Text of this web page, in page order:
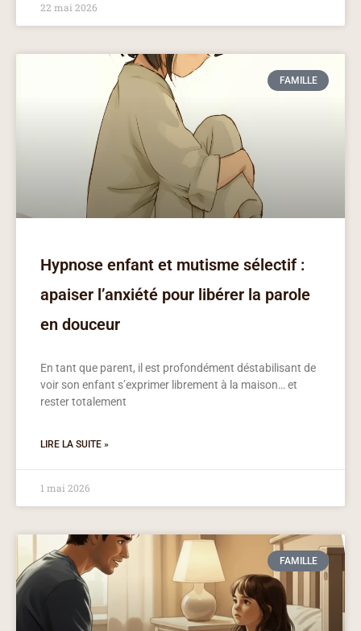
22 mai 2026
FAMILLE
Hypnose enfant et mutisme sélectif :
apaiser l’anxiété pour libérer la parole
en douceur
En tant que parent, il est profondément déstabilisant de
voir son enfant s’exprimer librement à la maison… et
rester totalement
LIRE LA SUITE »
1 mai 2026
FAMILLE